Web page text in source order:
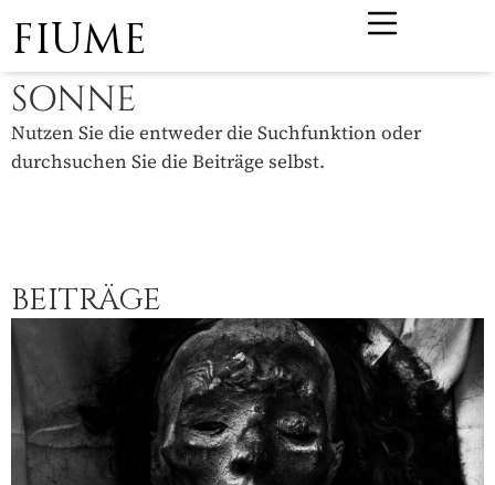
FIUME
SONNE
Nutzen Sie die entweder die Suchfunktion oder
durchsuchen Sie die Beiträge selbst.
BEITRÄGE